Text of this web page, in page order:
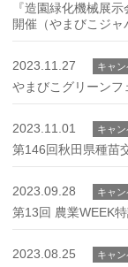
『造園緑化機械展
開催（やまびこジャ
2023.11.27 キャ
やまびこグリーン
2023.11.01 キャ
第146回秋田県種
2023.09.28 キャ
第13回 農業WEEK
2023.08.25 キャ